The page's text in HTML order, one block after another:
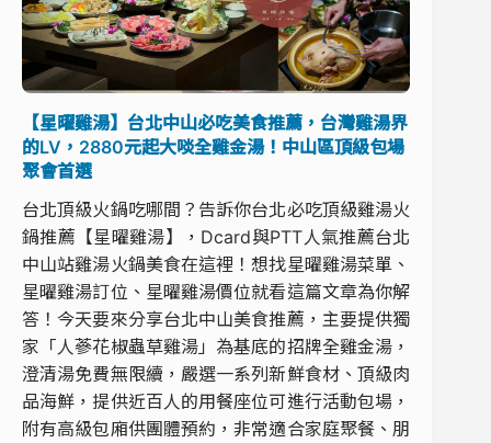
【星曜雞湯】台北中山必吃美食推薦，台灣雞湯界
的LV，2880元起大啖全雞金湯！中山區頂級包場
聚會首選
台北頂級火鍋吃哪間？告訴你台北必吃頂級雞湯火
鍋推薦【星曜雞湯】，Dcard與PTT人氣推薦台北
中山站雞湯火鍋美食在這裡！想找星曜雞湯菜單、
星曜雞湯訂位、星曜雞湯價位就看這篇文章為你解
答！今天要來分享台北中山美食推薦，主要提供獨
家「人蔘花椒蟲草雞湯」為基底的招牌全雞金湯，
澄清湯免費無限續，嚴選一系列新鮮食材、頂級肉
品海鮮，提供近百人的用餐座位可進行活動包場，
附有高級包廂供團體預約，非常適合家庭聚餐、朋